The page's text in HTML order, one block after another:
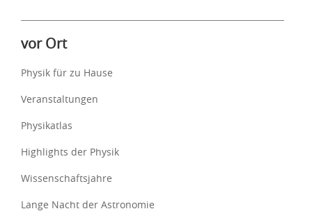
vor Ort
Physik für zu Hause
Veranstaltungen
Physikatlas
Highlights der Physik
Wissenschaftsjahre
Lange Nacht der Astronomie